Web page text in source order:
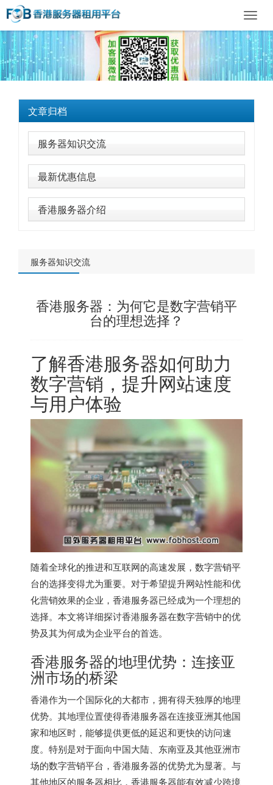
文章归档
服务器知识交流
最新优惠信息
香港服务器介绍
服务器知识交流
香港服务器：为何它是数字营销平
台的理想选择？
了解香港服务器如何助力
数字营销，提升网站速度
与用户体验
随着全球化的推进和互联网的高速发展，数字营销平
台的选择变得尤为重要。对于希望提升网站性能和优
化营销效果的企业，香港服务器已经成为一个理想的
选择。本文将详细探讨香港服务器在数字营销中的优
势及其为何成为企业平台的首选。
香港服务器的地理优势：连接亚
洲市场的桥梁
香港作为一个国际化的大都市，拥有得天独厚的地理
优势。其地理位置使得香港服务器在连接亚洲其他国
家和地区时，能够提供更低的延迟和更快的访问速
度。特别是对于面向中国大陆、东南亚及其他亚洲市
场的数字营销平台，香港服务器的优势尤为显著。与
其他地区的服务器相比，香港服务器能有效减少跨境